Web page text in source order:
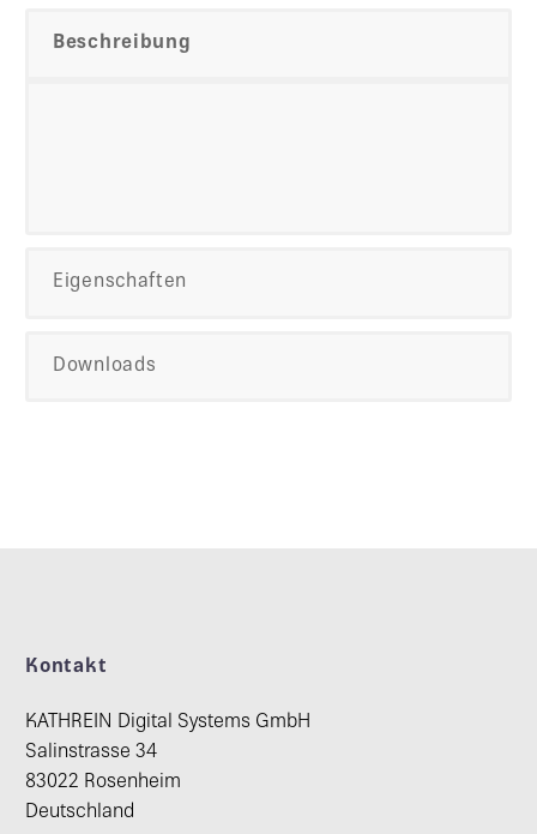
Beschreibung
Eigenschaften
Downloads
Kontakt
KATHREIN Digital Systems GmbH
Salinstrasse 34
83022 Rosenheim
Deutschland